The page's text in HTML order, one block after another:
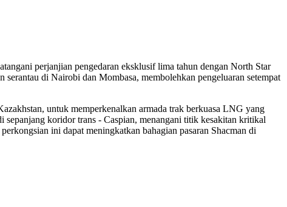
perjanjian pengedaran eksklusif lima tahun dengan North Star
di Nairobi dan Mombasa, membolehkan pengeluaran setempat
untuk memperkenalkan armada trak berkuasa LNG yang
koridor trans - Caspian, menangani titik kesakitan kritikal
ini dapat meningkatkan bahagian pasaran Shacman di